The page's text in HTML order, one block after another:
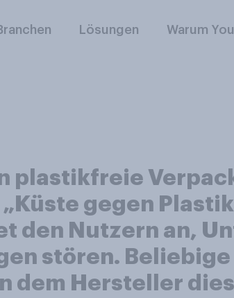
Lösungen Warum
plastikfreie
gegen
den Nutzern an,
stören.
dem Hersteller